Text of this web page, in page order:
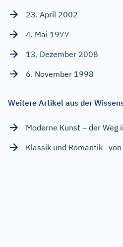
23. April 2002
4. Mai 1977
13. Dezember 2008
6. November 1998
Weitere Artikel aus der
Moderne Kunst – der Weg
Klassik und Romantik–